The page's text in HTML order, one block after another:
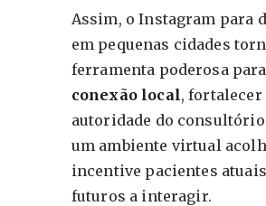
Assim, o Instagram para
em pequenas cidades
ferramenta poderosa
conexão local, fortalecer
autoridade do
um ambiente virtual
incentive pacientes
futuros a interagir.